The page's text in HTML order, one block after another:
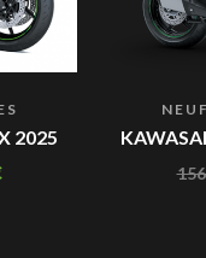
2025
NEUF